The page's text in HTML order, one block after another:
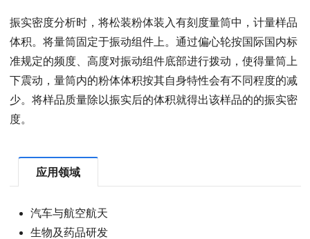
振实密度分析时，将松装粉体装入有刻度量筒中，计量样品
体积。将量筒固定于振动组件上。通过偏心轮按国际国内标
准规定的频度、高度对振动组件底部进行拨动，使得量筒上
下震动，量筒内的粉体体积按其自身特性会有不同程度的减
少。将样品质量除以振实后的体积就得出该样品的的振实密
度。
应用领域
汽车与航空航天
生物及药品研发